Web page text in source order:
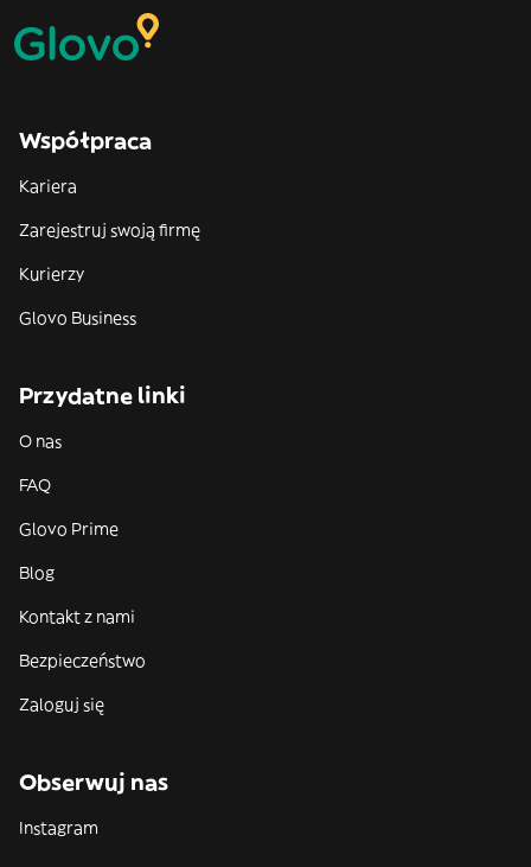
Współpraca
Kariera
Zarejestruj swoją firmę
Kurierzy
Glovo Business
Przydatne linki
O nas
FAQ
Glovo Prime
Blog
Kontakt z nami
Bezpieczeństwo
Zaloguj się
Obserwuj nas
Instagram